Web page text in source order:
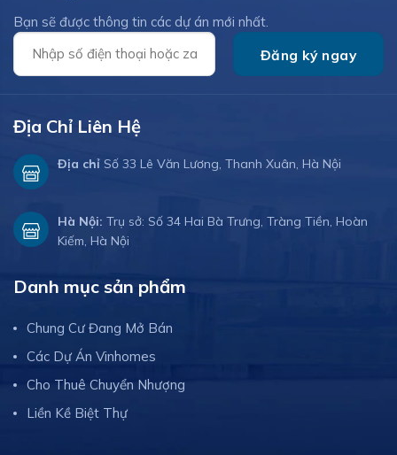
Bạn sẽ được thông tin các dự án mới nhất.
Địa Chỉ Liên Hệ
Địa chỉ Số 33 Lê Văn Lương, Thanh Xuân, Hà Nội
Hà Nội: Trụ sở: Số 34 Hai Bà Trưng, Tràng Tiền, Hoàn
Kiếm, Hà Nội
Danh mục sản phẩm
Chung Cư Đang Mở Bán
Các Dự Án Vinhomes
Cho Thuê Chuyển Nhượng
Liền Kề Biệt Thự